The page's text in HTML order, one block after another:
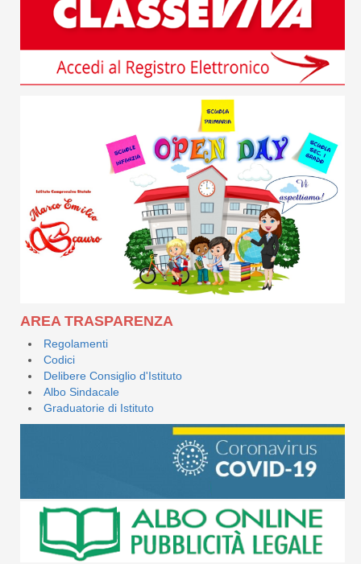
AREA TRASPARENZA
Regolamenti
Codici
Delibere Consiglio d'Istituto
Albo Sindacale
Graduatorie di Istituto